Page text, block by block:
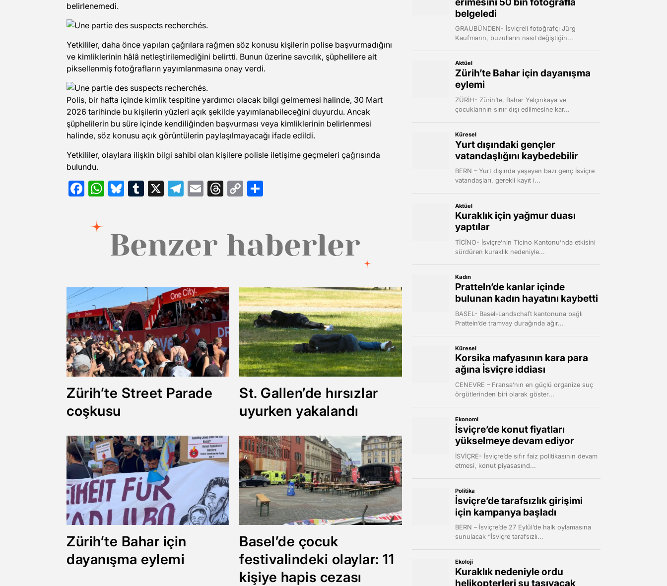
belirlenemedi.
Yetkililer, daha önce yapılan çağrılara rağmen söz konusu kişilerin polise başvurmadığını
ve kimliklerinin hâlâ netleştirilemediğini belirtti. Bunun üzerine savcılık, şüphelilere ait
piksellenmiş fotoğrafların yayımlanmasına onay verdi.
Polis, bir hafta içinde kimlik tespitine yardımcı olacak bilgi gelmemesi halinde, 30 Mart
2026 tarihinde bu kişilerin yüzleri açık şekilde yayımlanabileceğini duyurdu. Ancak
şüphelilerin bu süre içinde kendiliğinden başvurması veya kimliklerinin belirlenmesi
halinde, söz konusu açık görüntülerin paylaşılmayacağı ifade edildi.
Yetkililer, olaylara ilişkin bilgi sahibi olan kişilere polisle iletişime geçmeleri çağrısında
bulundu.
Facebook
WhatsApp
Bluesky
Tumblr
X Telegram
EmailThreads
Copy
Benzer haberler
Zürih’te Street Parade
coşkusu
St. Gallen’de hırsızlar
uyurken yakalandı
Zürih’te Bahar için
dayanışma eylemi
Basel’de çocuk
festivalindeki olaylar: 11
kişiye hapis cezası